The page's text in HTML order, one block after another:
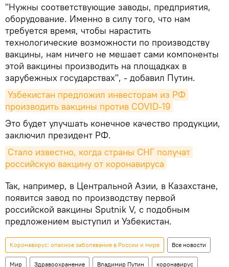
"Нужны соответствующие заводы, предприятия,
оборудование. Именно в силу того, что нам
требуется время, чтобы нарастить
технологические возможности по производству
вакцины, нам ничего не мешает сами компоненты
этой вакцины производить на площадках в
зарубежных государствах", - добавил Путин.
Узбекистан предложил инвесторам из РФ
производить вакцины против COVID-19
Это будет улучшать конечное качество продукции,
заключил президент РФ.
Стало известно, когда страны СНГ получат
российскую вакцину от коронавируса
Так, например, в Центральной Азии, в Казахстане,
появится завод по производству первой
российской вакцины Sputnik V, с подобным
предложением выступил и Узбекистан.
Коронавирус: опасное заболевание в России и мире Все новости
Мир Здравоохранение Владимир Путин коронавирус